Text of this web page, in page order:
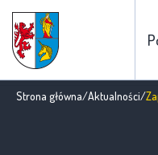
Strona główna/Aktualności/